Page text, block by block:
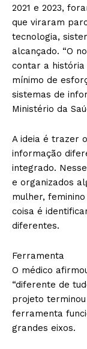
2021 e 2023,
que viraram
tecnologia,
alcançado. “O
contar a história
mínimo de
sistemas de
Ministério da
A ideia é trazer
informação
integrado.
e organizados
mulher,
coisa é
diferentes.
Ferramenta
O médico
“diferente de
projeto
ferramenta
grandes eixos.